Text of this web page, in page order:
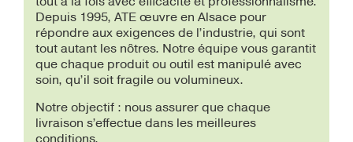
Depuis 1995, ATE œuvre en Alsace pour
répondre aux exigences de l’industrie, qui sont
tout autant les nôtres. Notre équipe vous garantit
que chaque produit ou outil est manipulé avec
soin, qu’il soit fragile ou volumineux.
Notre objectif : nous assurer que chaque
livraison s’effectue dans les meilleures
conditions.